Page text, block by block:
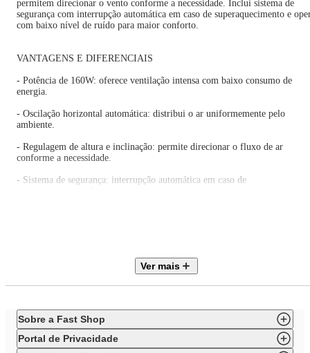
permitem direcionar o vento conforme a necessidade. Inclui sistema de
segurança com interrupção automática em caso de superaquecimento e
com baixo nível de ruído para maior conforto.
VANTAGENS E DIFERENCIAIS
- Potência de 160W: oferece ventilação intensa com baixo consumo de
energia.
- Oscilação horizontal automática: distribui o ar uniformemente pelo
ambiente.
- Regulagem de altura e inclinação: permite direcionar o fluxo de ar
conforme a necessidade.
- Sistema de segurança: interrupção automática em caso de
Modelo: BVT450 Maxx Force
Referência: 33012181
Voltagem: 220V
Potência: 160W
Ver mais
Sobre a Fast Shop
Portal de Privacidade